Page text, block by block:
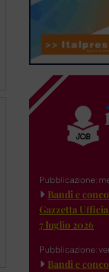
Pubblicazione:
Bandi e
Gazzetta
7 luglio 2026
Pubblicazione:
Bandi e